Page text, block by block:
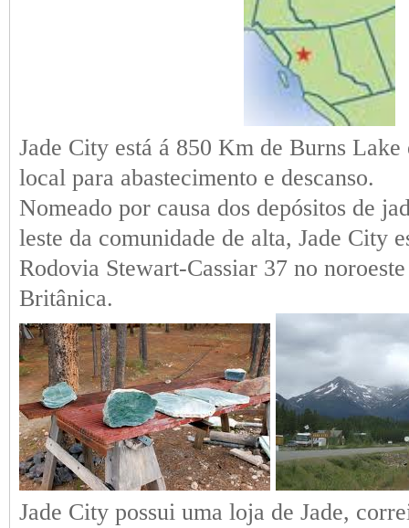
Jade City está á 850 Km de Burns Lake
local para abastecimento e descanso.
Nomeado por causa dos depósitos de
leste da comunidade de alta, Jade City
Rodovia Stewart-Cassiar 37 no
Britânica.
Jade City possui uma loja de Jade,